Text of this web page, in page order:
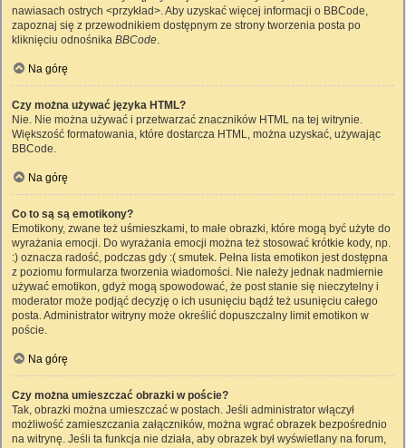
nawiasach ostrych <przykład>. Aby uzyskać więcej informacji o BBCode,
zapoznaj się z przewodnikiem dostępnym ze strony tworzenia posta po
kliknięciu odnośnika BBCode.
Na górę
Czy można używać języka HTML?
Nie. Nie można używać i przetwarzać znaczników HTML na tej witrynie.
Większość formatowania, które dostarcza HTML, można uzyskać, używając
BBCode.
Na górę
Co to są są emotikony?
Emotikony, zwane też uśmieszkami, to małe obrazki, które mogą być użyte do
wyrażania emocji. Do wyrażania emocji można też stosować krótkie kody, np.
:) oznacza radość, podczas gdy :( smutek. Pełna lista emotikon jest dostępna
z poziomu formularza tworzenia wiadomości. Nie należy jednak nadmiernie
używać emotikon, gdyż mogą spowodować, że post stanie się nieczytelny i
moderator może podjąć decyzję o ich usunięciu bądź też usunięciu całego
posta. Administrator witryny może określić dopuszczalny limit emotikon w
poście.
Na górę
Czy można umieszczać obrazki w poście?
Tak, obrazki można umieszczać w postach. Jeśli administrator włączył
możliwość zamieszczania załączników, można wgrać obrazek bezpośrednio
na witrynę. Jeśli ta funkcja nie działa, aby obrazek był wyświetlany na forum,